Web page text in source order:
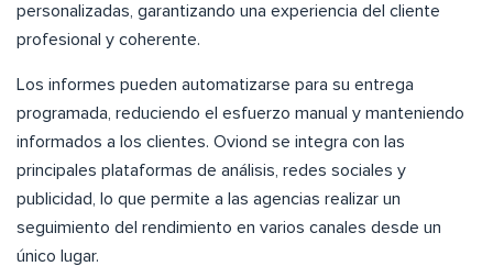
personalizadas, garantizando una experiencia del cliente
profesional y coherente.
Los informes pueden automatizarse para su entrega
programada, reduciendo el esfuerzo manual y manteniendo
informados a los clientes. Oviond se integra con las
principales plataformas de análisis, redes sociales y
publicidad, lo que permite a las agencias realizar un
seguimiento del rendimiento en varios canales desde un
único lugar.